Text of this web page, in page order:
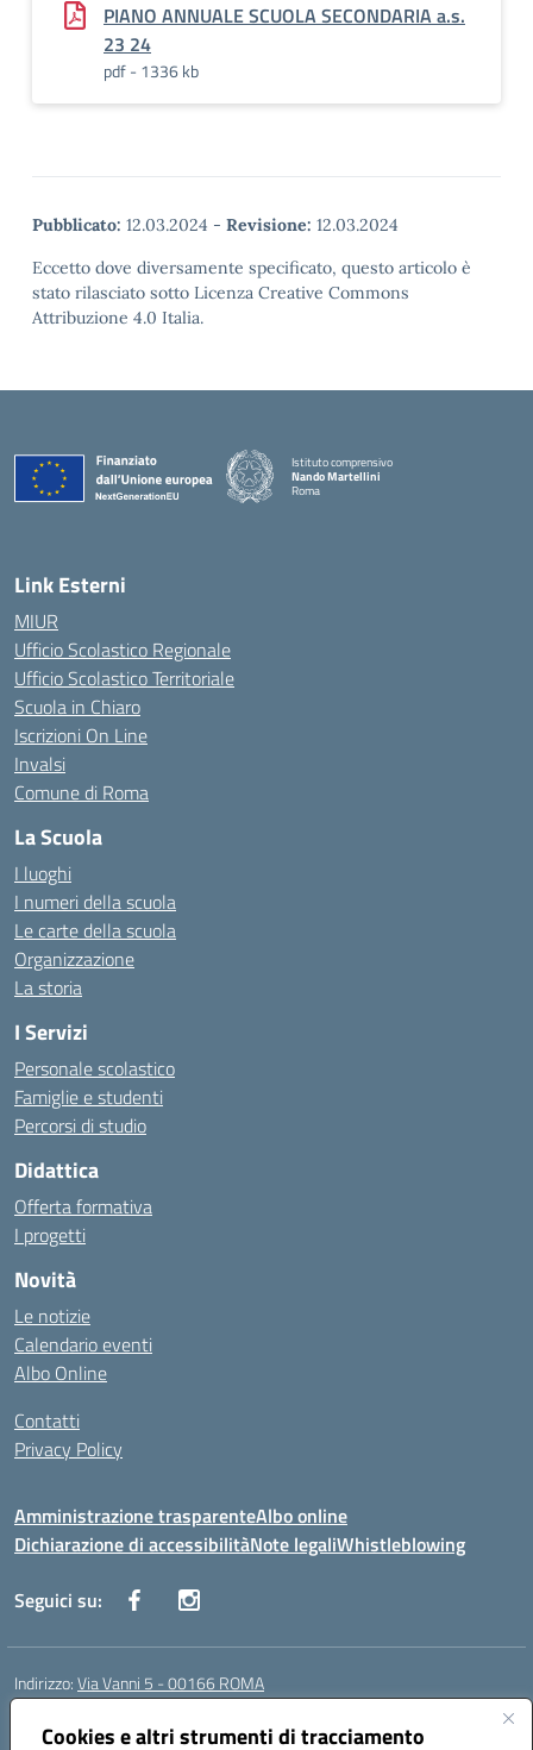
Cookies e altri strumenti di tracciamento
PIANO ANNUALE SCUOLA SECONDARIA a.s.
23 24
pdf - 1336 kb
Pubblicato: 12.03.2024 - Revisione: 12.03.2024
Eccetto dove diversamente specificato, questo articolo è
stato rilasciato sotto Licenza Creative Commons
Attribuzione 4.0 Italia.
Istituto comprensivo
Nando Martellini
Roma
Link Esterni
MIUR
Ufficio Scolastico Regionale
Ufficio Scolastico Territoriale
Scuola in Chiaro
Iscrizioni On Line
Invalsi
Comune di Roma
La Scuola
I luoghi
I numeri della scuola
Le carte della scuola
Organizzazione
La storia
I Servizi
Personale scolastico
Famiglie e studenti
Percorsi di studio
Didattica
Offerta formativa
I progetti
Novità
Le notizie
Calendario eventi
Albo Online
Contatti
Privacy Policy
Amministrazione trasparenteAlbo online
Dichiarazione di accessibilitàNote legaliWhistleblowing
Seguici su:
Indirizzo:Via Vanni 5 - 00166 ROMA
Centralino:
Posta elettronica certificata (PEC):RMIC86500P@pec.istruzione.it